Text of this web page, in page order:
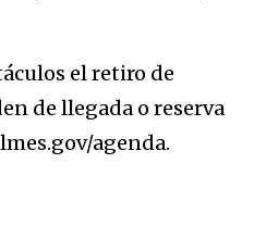
el retiro de
de llegada o reserva
agenda.